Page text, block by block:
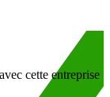
cette entreprise